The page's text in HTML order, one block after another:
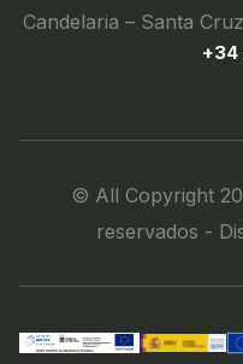
Candelaria – Santa
+34
© All Copyright
reservados -